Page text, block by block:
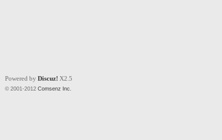
Powered by Discuz! X2.5
© 2001-2012 Comsenz Inc.